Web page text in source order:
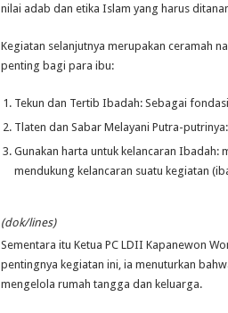
nilai adab dan etika Islam yang harus
Kegiatan selanjutnya merupakan ceramah
penting bagi para ibu:
Tekun dan Tertib Ibadah: Sebagai
Tlaten dan Sabar Melayani Putra-
Gunakan harta untuk kelancaran Ibadah:
mendukung kelancaran suatu kegiatan
(dok/lines)
Sementara itu Ketua PC LDII Kapanewon
pentingnya kegiatan ini, ia menuturkan
mengelola rumah tangga dan keluarga.